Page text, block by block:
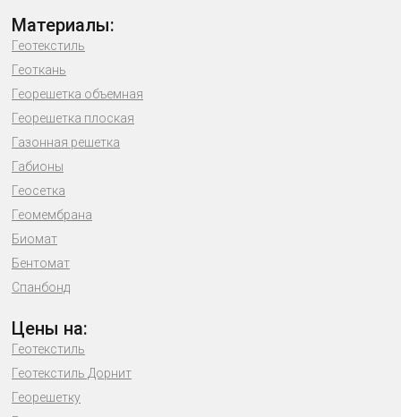
Материалы:
Геотекстиль
Геоткань
Георешетка объемная
Георешетка плоская
Газонная решетка
Габионы
Геосетка
Геомембрана
Биомат
Бентомат
Спанбонд
Цены на:
Геотекстиль
Геотекстиль Дорнит
Георешетку